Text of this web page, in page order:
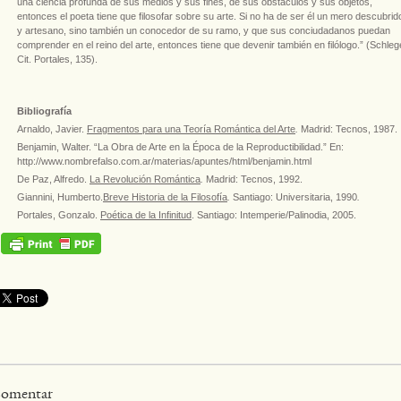
entonces el poeta tiene que filosofar sobre su arte. Si no ha de ser él un mero
y artesano, sino también un conocedor de su ramo, y que sus conciudadanos puedan
comprender en el reino del arte, entonces tiene que devenir también en filólogo.”
Cit. Portales, 135).
Bibliografía
Arnaldo, Javier. Fragmentos para una Teoría Romántica del Arte Madrid: Tecnos, 1987.
Benjamin, Walter. “La Obra de Arte en la Época de la Reproductibilidad.” En:
http://www.nombrefalso.com.ar/materias/apuntes/html/benjamin.html
De Paz, Alfredo. La Revolución Romántica Madrid: Tecnos, 1992.
Giannini, Humberto. Breve Historia de la Filosofía Santiago: Universitaria, 1990
Portales, Gonzalo. Poética de la Infinitud . Santiago: Intemperie/Palinodia, 2005.